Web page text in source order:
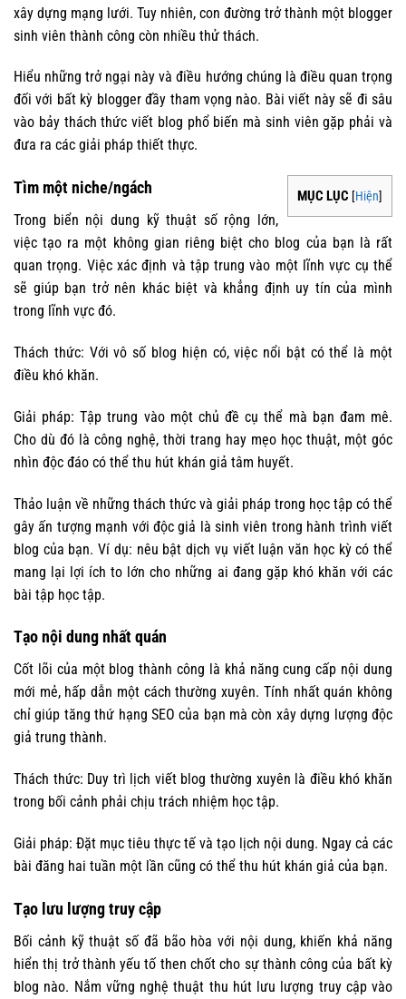
xây dựng mạng lưới. Tuy nhiên, con đường trở thành một blogger
sinh viên thành công còn nhiều thử thách.
Hiểu những trở ngại này và điều hướng chúng là điều quan trọng
đối với bất kỳ blogger đầy tham vọng nào. Bài viết này sẽ đi sâu
vào bảy thách thức viết blog phổ biến mà sinh viên gặp phải và
đưa ra các giải pháp thiết thực.
MỤC LỤC [Hiện]
Tìm một niche/ngách
Trong biển nội dung kỹ thuật số rộng lớn,
việc tạo ra một không gian riêng biệt cho blog của bạn là rất
quan trọng. Việc xác định và tập trung vào một lĩnh vực cụ thể
sẽ giúp bạn trở nên khác biệt và khẳng định uy tín của mình
trong lĩnh vực đó.
Thách thức: Với vô số blog hiện có, việc nổi bật có thể là một
điều khó khăn.
Giải pháp: Tập trung vào một chủ đề cụ thể mà bạn đam mê.
Cho dù đó là công nghệ, thời trang hay mẹo học thuật, một góc
nhìn độc đáo có thể thu hút khán giả tâm huyết.
Thảo luận về những thách thức và giải pháp trong học tập có thể
gây ấn tượng mạnh với độc giả là sinh viên trong hành trình viết
blog của bạn. Ví dụ: nêu bật dịch vụ viết luận văn học kỳ có thể
mang lại lợi ích to lớn cho những ai đang gặp khó khăn với các
bài tập học tập.
Tạo nội dung nhất quán
Cốt lõi của một blog thành công là khả năng cung cấp nội dung
mới mẻ, hấp dẫn một cách thường xuyên. Tính nhất quán không
chỉ giúp tăng thứ hạng SEO của bạn mà còn xây dựng lượng độc
giả trung thành.
Thách thức: Duy trì lịch viết blog thường xuyên là điều khó khăn
trong bối cảnh phải chịu trách nhiệm học tập.
Giải pháp: Đặt mục tiêu thực tế và tạo lịch nội dung. Ngay cả các
bài đăng hai tuần một lần cũng có thể thu hút khán giả của bạn.
Tạo lưu lượng truy cập
Bối cảnh kỹ thuật số đã bão hòa với nội dung, khiến khả năng
hiển thị trở thành yếu tố then chốt cho sự thành công của bất kỳ
blog nào. Nắm vững nghệ thuật thu hút lưu lượng truy cập vào